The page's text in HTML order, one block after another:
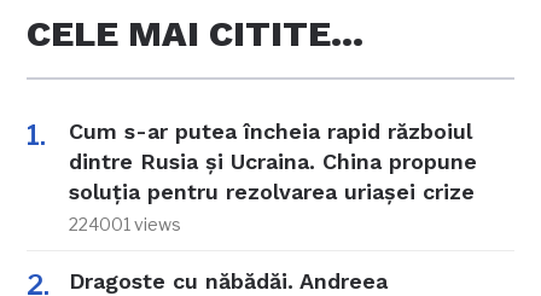
CELE MAI CITITE…
Cum s-ar putea încheia rapid războiul
dintre Rusia și Ucraina. China propune
soluția pentru rezolvarea uriașei crize
224001 views
Dragoste cu năbădăi. Andreea